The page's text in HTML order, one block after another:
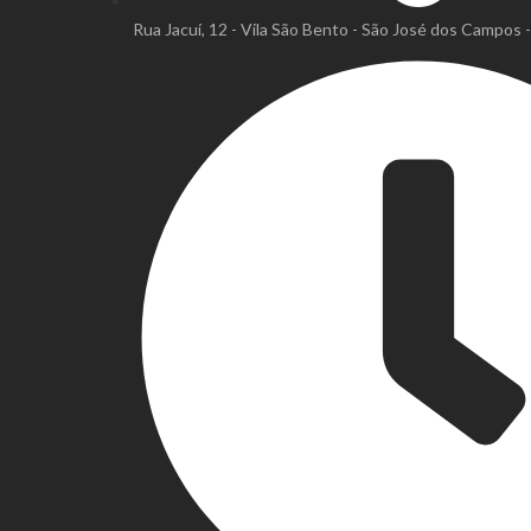
Rua Jacuí, 12 - Vila São Bento - São José dos Campos